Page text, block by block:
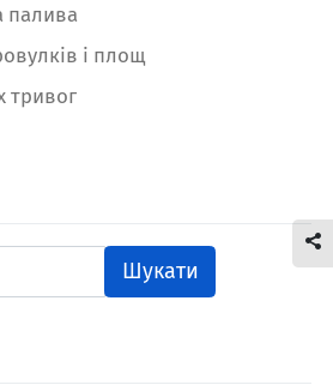
палива
і площ
тривог
Шукати